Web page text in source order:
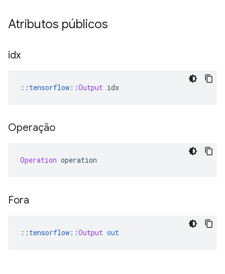
Atributos públicos
idx
:: tensorflow ::Output idx
Operação
Operation operation
Fora
:: tensorflow ::Output out